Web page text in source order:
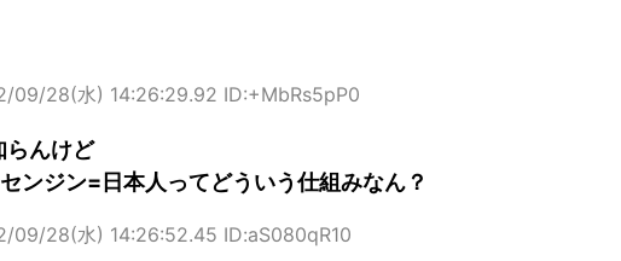
09/28(水) 14:26:29.92 ID:+MbRs5pP0
らんけど
ンジン=日本人ってどういう仕組みなん？
09/28(水) 14:26:52.45 ID:aS080qR10